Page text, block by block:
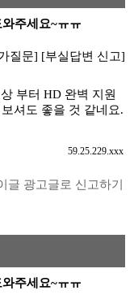
주세요~ㅠㅠ
질문] [부실답변 신고]
부터 HD 완벽 지원
셔도 좋을 것 같네요.
59.25.229.xxx
글 광고글로 신고하기
주세요~ㅠㅠ